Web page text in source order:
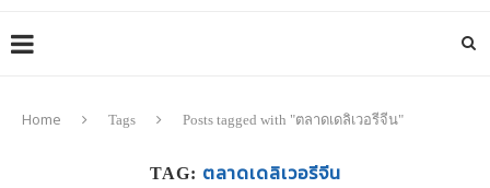
Home Tags Posts tagged with "ตลาดเดลิเวอรีจีน"
TAG: ตลาดเดลิเวอรีจีน